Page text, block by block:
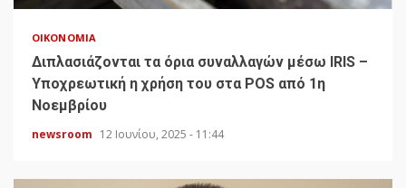
ΟΙΚΟΝΟΜΊΑ
Διπλασιάζονται τα όρια συναλλαγών μέσω IRIS –
Υποχρεωτική η χρήση του στα POS από 1η
Νοεμβρίου
newsroom 12 Ιουνίου, 2025 - 11:44